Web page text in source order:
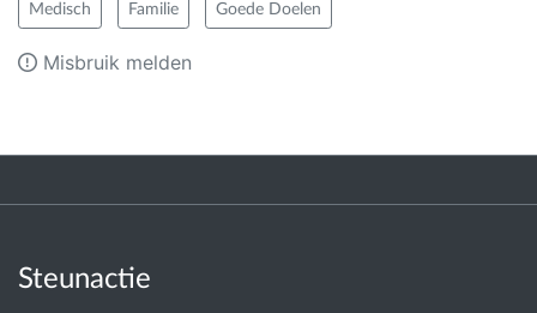
Medisch Familie Goede Doelen
Misbruik melden
Steunactie